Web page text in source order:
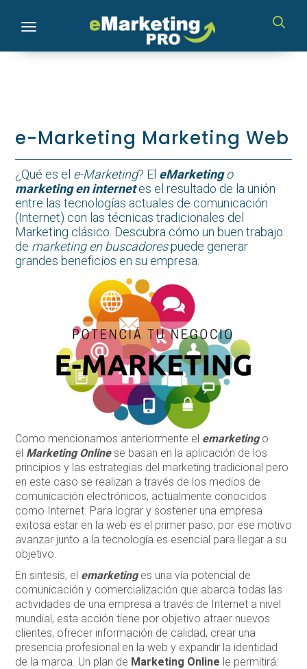
Toggle navigation
e-Marketing Marketing Web
¿Qué es el e-Marketing? El eMarketingo
marketing en internet es el resultado de la unión
entre las tecnologías actuales de comunicación
(Internet) con las técnicas tradicionales del
Marketing clásico. Descubra cómo un buen trabajo
de marketing en buscadorespuede generar
grandes beneficios en su empresa.
Como mencionamos anteriormente el emarketing o
el Marketing Online se basan en la aplicación de los
principios y las estrategias del marketing tradicional pero
en este caso se realizan a través de los medios de
comunicación electrónicos, actualmente conocidos
como Internet. Para lograr y sostener una empresa
exitosa estar en la web es el primer paso, por ese motivo
avanzar junto a la tecnología es esencial para llegar a su
objetivo.
En sintesís, el emarketinges una vía potencial de
comunicación y comercialización que abarca todas las
actividades de una empresa a través de Internet a nivel
mundial, esta acción tiene por objetivo atraer nuevos
clientes, ofrecer información de calidad, crear una
presencia profesional en la web y expandir la identidad
de la marca. Un plan de Marketing Online le permitirá: